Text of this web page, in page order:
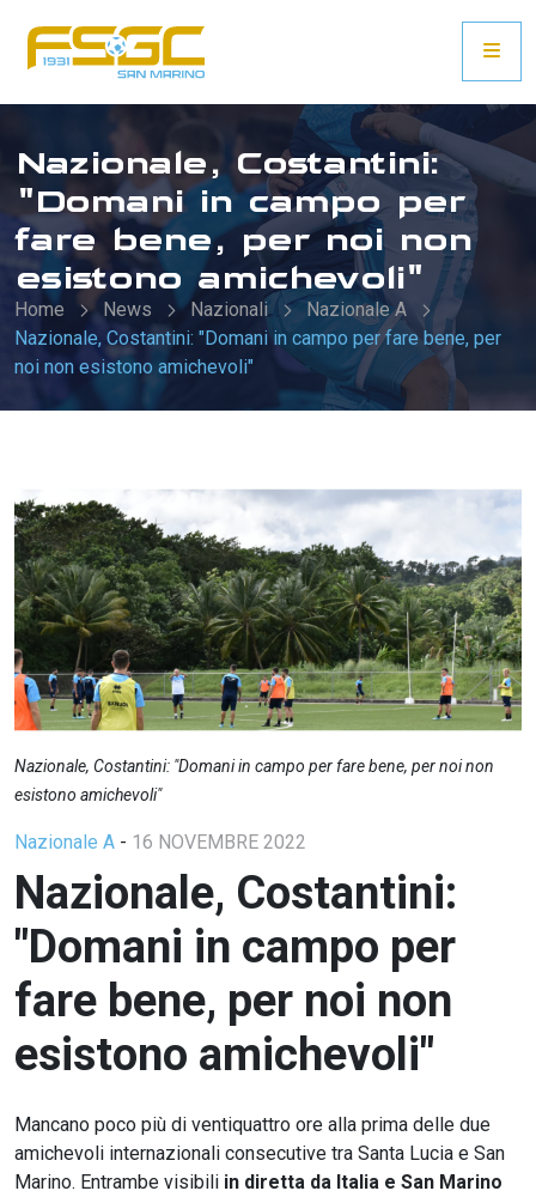
Nazionale, Costantini:
"Domani in campo per
fare bene, per noi non
esistono amichevoli"
Home News Nazionali
Nazionale A
Nazionale, Costantini: "Domani in campo per fare bene, per
noi non esistono amichevoli"
Nazionale, Costantini: "Domani in campo per fare bene, per noi non
esistono amichevoli"
Nazionale A - 16 NOVEMBRE 2022
Nazionale, Costantini:
"Domani in campo per
fare bene, per noi non
esistono amichevoli"
Mancano poco più di ventiquattro ore alla prima delle due
amichevoli internazionali consecutive tra Santa Lucia e San
Marino. Entrambe visibili in diretta da Italia e San Marino